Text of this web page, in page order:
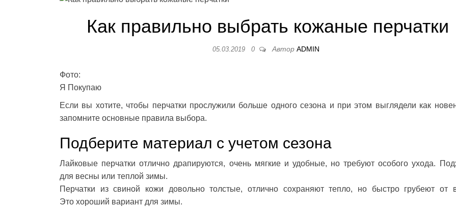
Как правильно выбрать кожаные перчатки
05.03.2019 0 Автор ADMIN
Фото:
Я Покупаю
Если вы хотите, чтобы перчатки прослужили больше одного сезона и при этом выглядели как
запомните основные правила выбора.
Подберите материал с учетом сезона
Лайковые перчатки отлично драпируются, очень мягкие и удобные, но требуют особого ухода.
для весны или теплой зимы.
Перчатки из свиной кожи довольно толстые, отлично сохраняют тепло, но быстро грубеют от
Это хороший вариант для зимы.